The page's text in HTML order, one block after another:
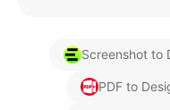
Screenshot to
PDF to